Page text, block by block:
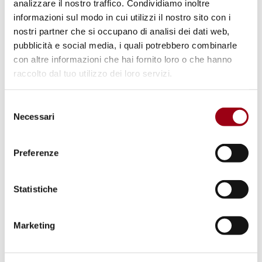
analizzare il nostro traffico. Condividiamo inoltre
informazioni sul modo in cui utilizzi il nostro sito con i
nostri partner che si occupano di analisi dei dati web,
pubblicità e social media, i quali potrebbero combinarle
con altre informazioni che hai fornito loro o che hanno
raccolto dal tuo utilizzo dei loro servizi.
delNecessari
Preferenze
Statistiche
Marketing
Regione del Veneto
Opportunities
Open positions and/or opportunities
Collaborazioni retribuite / lavoro
"Attraversamenti" - Corso di formazione
promozione del patrimonio letterario